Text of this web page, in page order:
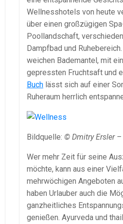
Wellnesshotels von heute
über einen großzügigen
Poollandschaft,
Dampfbad und
weichen Bademantel, mit
gepressten Fruchtsaft und
Buch lässt sich auf einer
Ruheraum herrlich
Bildquelle: © Dmitry Ersler
Wer mehr Zeit für seine
möchte, kann aus einer
mehrwöchigen Angeboten
haben Urlauber auch die
ganzheitliches
genießen. Ayurveda und